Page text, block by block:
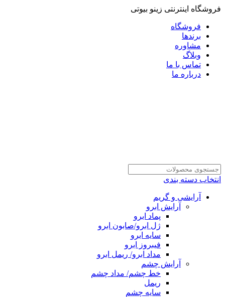
فروشگاه اینترنتی زینو بیوتی
فروشگاه
برندها
مشاوره
وبلاگ
تماس با ما
درباره ما
انتخاب دسته بندی
آرایشی و گریم
آرایش ابرو
پماد ابرو
ژل ابرو/صابون ابرو
سایه ابرو
فیبروز ابرو
مداد ابرو/ ریمل ابرو
آرایش چشم
خط چشم/ مداد چشم
ریمل
سایه چشم